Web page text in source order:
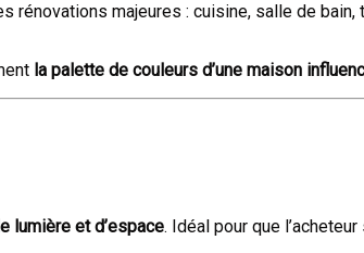
rénovations majeures : cuisine, salle de
la palette de couleurs d’une maison
lumière et d’espace. Idéal pour que